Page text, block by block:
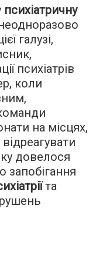
психіатричну
галузі,
психіатрів
коли
на місцях,
довелося
запобігання
та